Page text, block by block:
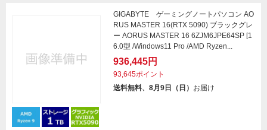
GIGABYTE ゲーミングノートパソコン AO
RUS MASTER 16(RTX 5090) ブラックグレ
ー AORUS MASTER 16 6ZJM6JPE64SP [1
6.0型 /Windows11 Pro /AMD Ryzen...
936,445円
93,645ポイント
送料無料、8月9日（日） お届け